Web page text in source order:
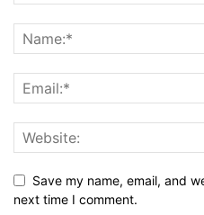
Save my name, email, and
next time I comment.